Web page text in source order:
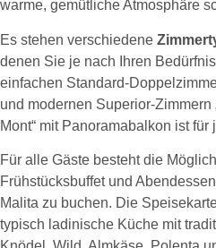
warme, gemütliche Atmosphäre
Es stehen verschiedene
denen Sie je nach Ihren
einfachen Standard-
und modernen Superior-Zimmern
Mont“ mit Panoramabalkon ist für
Für alle Gäste besteht die
Frühstücksbuffet und
Malita zu buchen. Die
typisch ladinische Küche mit